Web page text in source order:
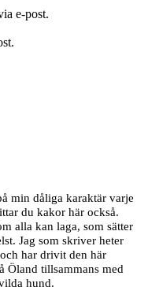
e-post.
min dåliga karaktär varje
du kakor här också.
alla kan laga, som sätter
Jag som skriver heter
har drivit den här
Öland tillsammans med
hund.